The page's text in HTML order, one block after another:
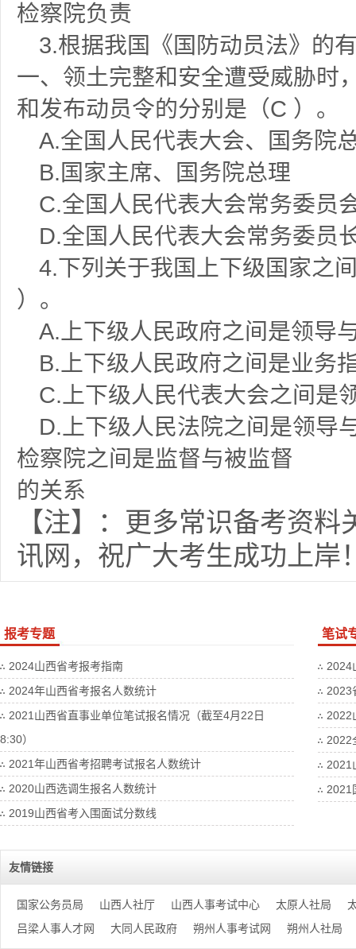
检察院负责
3.根据我国《国防动员法》的
一、领土完整和安全遭受威胁时
和发布动员令的分别是（C ）。
A.全国人民代表大会、国务院
B.国家主席、国务院总理
C.全国人民代表大会常务委员
D.全国人民代表大会常务委员
4.下列关于我国上下级国家之
）。
A.上下级人民政府之间是领导
B.上下级人民政府之间是业务
C.上下级人民代表大会之间是
D.上下级人民法院之间是领导
检察院之间是监督与被监督
的关系
【注】：更多常识备考资
讯网，祝广大考生成功上岸
报考专题
2024山西省考报考指南
2024年山西省考报名人数统计
2021山西省直事业单位笔试报名情况（截至4月22日
8:30）
2021年山西省考招聘考试报名人数统计
2020山西选调生报名人数统计
2019山西省考入围面试分数线
笔试
2024
2023
2022
2022
2021
2021
友情链接
国家公务员局 山西人社厅 山西人事考试中心 太原人社局
吕梁人事人才网
大同人民政府 朔州人事考试网 朔州人社局